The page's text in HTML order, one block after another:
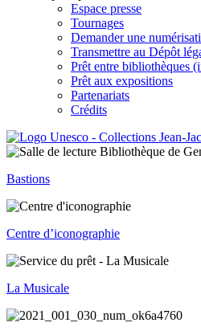
Espace presse
Tournages
Demander une
Transmettre au Dépôt
Prêt entre bibliothèques
Prêt aux expositions
Partenariats
Crédits
Bastions
Centre d’iconographie
La Musicale